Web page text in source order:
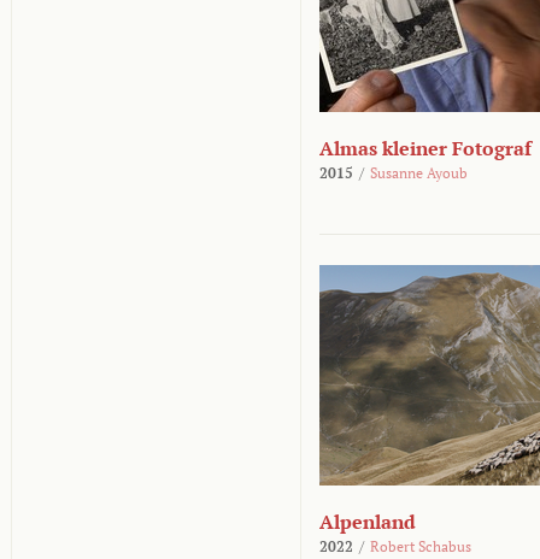
Almas kleiner Fotograf
2015 / Susanne Ayoub
Alpenland
2022 / Robert Schabus